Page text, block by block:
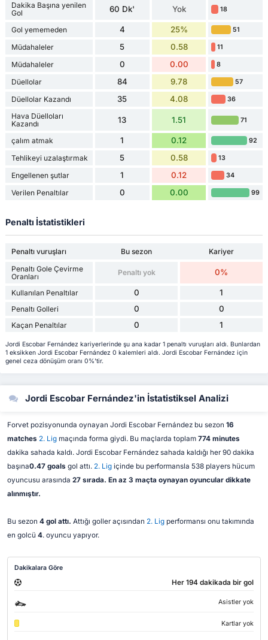
Dakika Başına yenilen
Gol
60 Dk' Yok 18
Gol yememeden 4 25% 51
Müdahaleler 5 0.58 11
Müdahaleler 0 0.00 8
Düellolar 84 9.78 57
Düellolar Kazandı 35 4.08 36
Hava Düelloları
Kazandı
13 1.51 71
çalım atmak 1 0.12 92
Tehlikeyi uzalaştırmak 5 0.58 13
Engellenen şutlar 1 0.12 34
Verilen Penaltılar 0 0.00 99
Penaltı İstatistikleri
Penaltı vuruşları Bu sezon
Kariyer
Penaltı Gole Çevirme
Oranları
Penaltı yok 0%
Kullanılan Penaltılar 0 1
Penaltı Golleri 0 0
Kaçan Penaltılar 0 1
Jordi Escobar Fernández kariyerlerinde şu ana kadar 1 penaltı vuruşları aldı. Bunlardan
1 eksikken Jordi Escobar Fernández 0 kalemleri aldı. Jordi Escobar Fernández için
genel ceza dönüşüm oranı 0%'tir.
Jordi Escobar Fernández'in İstatistiksel Analizi
Forvet pozisyonunda oynayan Jordi Escobar Fernández bu sezon 16
matches 2. Ligmaçında forma giydi. Bu maçlarda toplam 774 minutes
dakika sahada kaldı. Jordi Escobar Fernández sahada kaldığı her 90 dakika
başına0.47 goals gol attı. 2. Ligiçinde bu performansla 538 players hücum
oyuncusu arasında 27 sırada. En az 3 maçta oynayan oyuncular dikkate
alınmıştır.
Bu sezon 4 gol attı. Attığı goller açısından 2. Ligperformansı onu takımında
en golcü 4. oyuncu yapıyor.
Dakikalara Göre
Her 194 dakikada bir gol
Asistler yok
Kartlar yok